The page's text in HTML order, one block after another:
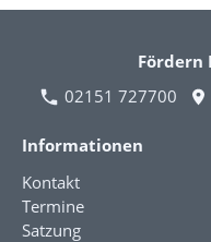
Fördern
02151 727700
Informationen
Kontakt
Termine
Satzung